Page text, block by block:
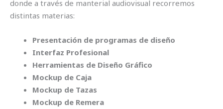
donde a través de manterial audiovisual recorremos
distintas materias:
Presentación de programas de diseño
Interfaz Profesional
Herramientas de Diseño Gráfico
Mockup de Caja
Mockup de Tazas
Mockup de Remera